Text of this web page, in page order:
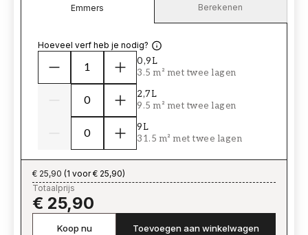
Emmers Berekenen
Hoeveel verf heb je nodig?
0,9L
3.5 m² met twee lagen
2,7L
9.5 m² met twee lagen
9L
31.5 m² met twee lagen
€ 25,90 (1 voor € 25,90)
Totaalprijs
€ 25,90
Koop nu Toevoegen aan winkelwagen